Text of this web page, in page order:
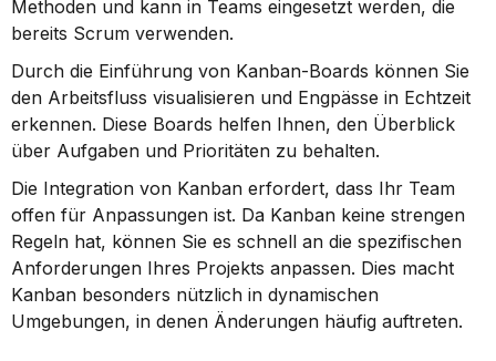
Methoden und kann in Teams eingesetzt werden, die
bereits Scrum verwenden.
Durch die Einführung von Kanban-Boards können Sie
den Arbeitsfluss visualisieren und Engpässe in Echtzeit
erkennen. Diese Boards helfen Ihnen, den Überblick
über Aufgaben und Prioritäten zu behalten.
Die Integration von Kanban erfordert, dass Ihr Team
offen für Anpassungen ist. Da Kanban keine strengen
Regeln hat, können Sie es schnell an die spezifischen
Anforderungen Ihres Projekts anpassen. Dies macht
Kanban besonders nützlich in dynamischen
Umgebungen, in denen Änderungen häufig auftreten.